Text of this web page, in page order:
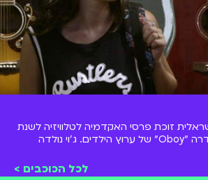
זוכת פרסי האקדמיה לטלוויזיה לשנת
2016 על תפקידה בסדרה "Oboy" של ערוץ הילדים. ג'וי נולדה
טלוויזיה ותפקידים ראשיים בסרטים
לכל הכוכבים >